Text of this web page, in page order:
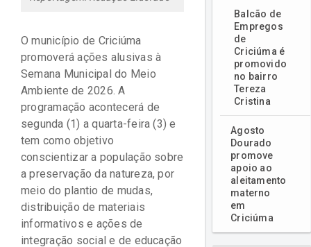
O município de Criciúma
promoverá ações alusivas à
Semana Municipal do Meio
Ambiente de 2026. A
programação acontecerá de
segunda (1) a quarta-feira (3) e
tem como objetivo
conscientizar a população sobre
a preservação da natureza, por
meio do plantio de mudas,
distribuição de materiais
informativos e ações de
integração social e de educação
Balcão de
Empregos
de
Criciúma é
promovido
no bairro
Tereza
Cristina
Agosto
Dourado
promove
apoio ao
aleitamento
materno
em
Criciúma